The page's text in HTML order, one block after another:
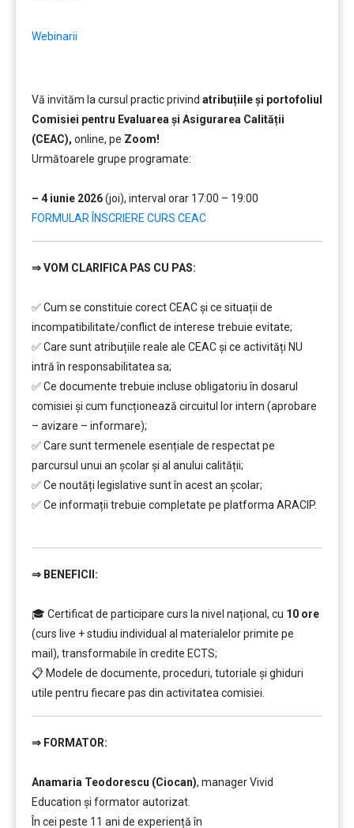
Webinarii
Vă invităm la cursul practic privind atribuțiile și portofoliul
Comisiei pentru Evaluarea și Asigurarea Calității
(CEAC), online, pe Zoom!
Următoarele grupe programate:
– 4 iunie 2026(joi), interval orar 17:00 – 19:00
FORMULAR ÎNSCRIERE CURS CEAC
⇒VOM CLARIFICA PAS CU PAS:
✅ Cum se constituie corect CEAC și ce situații de
incompatibilitate/conflict de interese trebuie evitate;
✅ Care sunt atribuțiile reale ale CEAC și ce activități NU
intră în responsabilitatea sa;
✅ Ce documente trebuie incluse obligatoriu în dosarul
comisiei și cum funcționează circuitul lor intern (aprobare
– avizare – informare);
✅ Care sunt termenele esențiale de respectat pe
parcursul unui an școlar și al anului calității;
✅ Ce noutăți legislative sunt în acest an școlar;
✅ Ce informații trebuie completate pe platforma ARACIP.
⇒ BENEFICII:
🎓 Certificat de participare curs la nivel național, cu 10 ore
(curs live + studiu individual al materialelor primite pe
mail), transformabile în credite ECTS;
📋 Modele de documente, proceduri, tutoriale și ghiduri
utile pentru fiecare pas din activitatea comisiei.
⇒ FORMATOR:
Anamaria Teodorescu (Ciocan), manager Vivid
Education și formator autorizat.
În cei peste 11 ani de experiență în